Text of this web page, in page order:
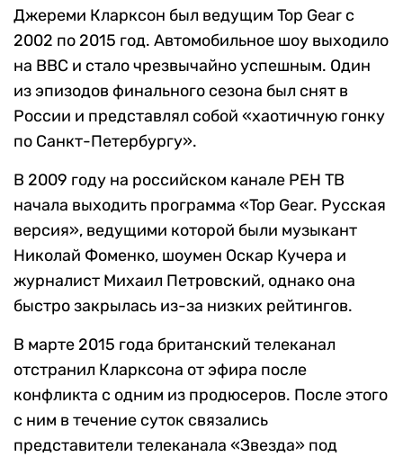
Джереми Кларксон был ведущим Top Gear с
2002 по 2015 год. Автомобильное шоу выходило
на BBC и стало чрезвычайно успешным. Один
из эпизодов финального сезона был снят в
России и представлял собой «хаотичную гонку
по Санкт-Петербургу».
В 2009 году на российском канале РЕН ТВ
начала выходить программа «Top Gear. Русская
версия», ведущими которой были музыкант
Николай Фоменко, шоумен Оскар Кучера и
журналист Михаил Петровский, однако она
быстро закрылась из-за низких рейтингов.
В марте 2015 года британский телеканал
отстранил Кларксона от эфира после
конфликта с одним из продюсеров. После этого
с ним в течение суток связались
представители телеканала «Звезда» под